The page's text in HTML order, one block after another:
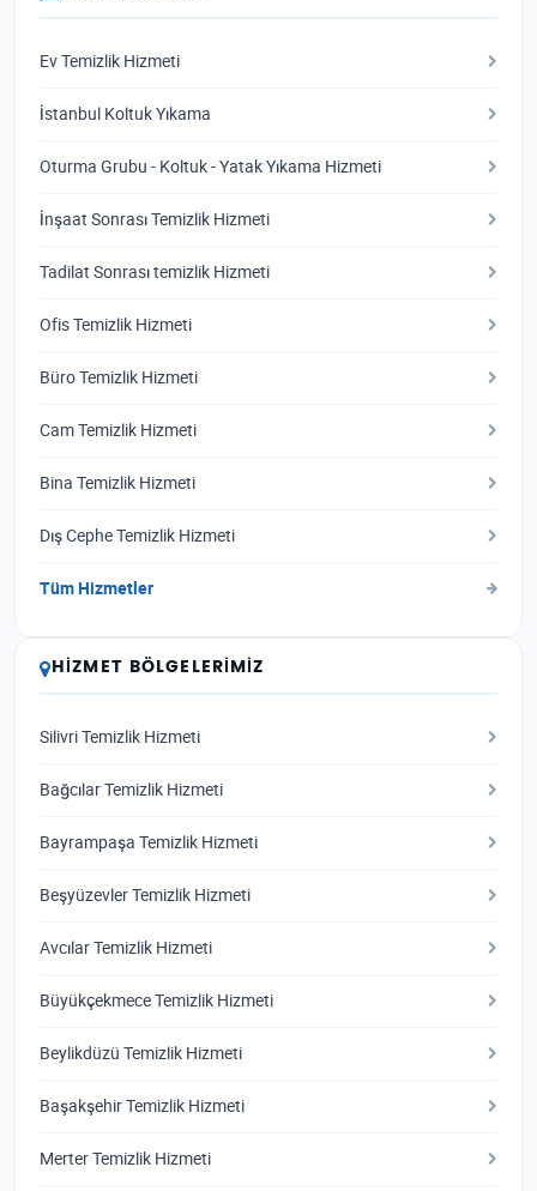
Ev Temizlik Hizmeti
İstanbul Koltuk Yıkama
Oturma Grubu - Koltuk - Yatak Yıkama Hizmeti
İnşaat Sonrası Temizlik Hizmeti
Tadilat Sonrası temizlik Hizmeti
Ofis Temizlik Hizmeti
Büro Temizlik Hizmeti
Cam Temizlik Hizmeti
Bina Temizlik Hizmeti
Dış Cephe Temizlik Hizmeti
Tüm Hizmetler
HIZMET BÖLGELERIMIZ
Silivri Temizlik Hizmeti
Bağcılar Temizlik Hizmeti
Bayrampaşa Temizlik Hizmeti
Beşyüzevler Temizlik Hizmeti
Avcılar Temizlik Hizmeti
Büyükçekmece Temizlik Hizmeti
Beylikdüzü Temizlik Hizmeti
Başakşehir Temizlik Hizmeti
Merter Temizlik Hizmeti